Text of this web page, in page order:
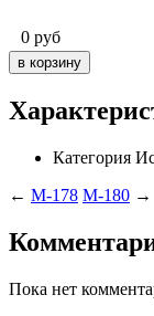
0 руб
Категория
← M-178 M-180 →
Пока нет